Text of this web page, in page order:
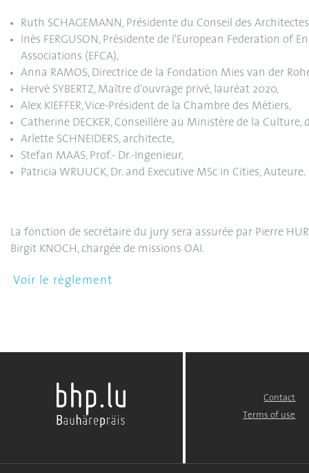
Ruth SCHAGEMANN, Présidente du Conseil des
Inès FERGUSON, Présidente de l'European Federation of
Associations (EFCA),
Anna RAMOS, Directrice de la Fondation Mies van der
Hervé SYBERTZ, Maître d'ouvrage privé, lauréat 2020,
Alex KIEFFER, Vice-Président de la Chambre des Métiers,
Catherine DECKER, Conseillère au Ministère de la Culture,
Arlette SCHNEIDERS, architecte,
Stefan MAAS, Prof.- Dr.-Ingenieur,
Patricia WRUUCK, Dr. and Executive MSc in Cities, Auteure.
La fonction de secrétaire du jury sera assurée par Pierre
Birgit KNOCH, chargée de missions OAI.
Contact
Terms of use